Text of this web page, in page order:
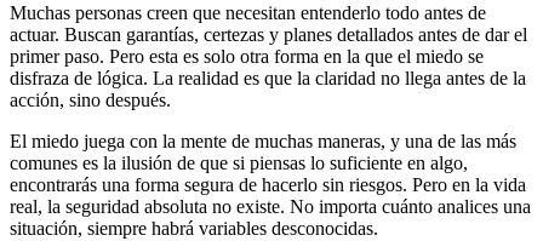
Muchas personas creen que necesitan entenderlo todo antes de
actuar. Buscan garantías, certezas y planes detallados antes de dar el
primer paso. Pero esta es solo otra forma en la que el miedo se
disfraza de lógica. La realidad es que la claridad no llega antes de la
acción, sino después.
El miedo juega con la mente de muchas maneras, y una de las más
comunes es la ilusión de que si piensas lo suficiente en algo,
encontrarás una forma segura de hacerlo sin riesgos. Pero en la vida
real, la seguridad absoluta no existe. No importa cuánto analices una
situación, siempre habrá variables desconocidas.